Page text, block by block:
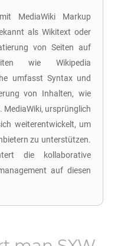
MediaWiki Markup
als Wikitext oder
von Seiten auf
wie Wikipedia
umfasst Syntax und
von Inhalten, wie
MediaWiki, ursprünglich
weiterentwickelt, um
zu unterstützen.
die kollaborative
auf diesen